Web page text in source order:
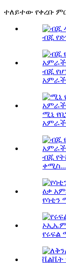
ተለይተው የቀረቡ
ብጁ
ብጁ
አምራች
ሚኒ
ብጁ
ቀሚስ...
የሳቲን
የሩፍል